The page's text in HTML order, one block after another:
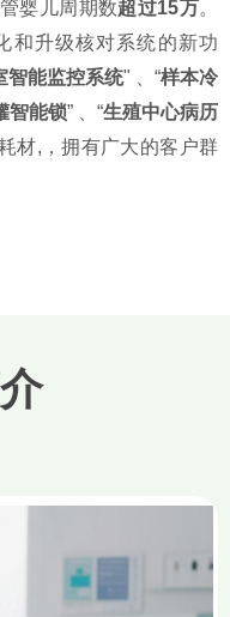
婴儿周期数超过15万。
和升级核对系统的新功
智能监控系统" 、“样本冷
智能锁” 、“生殖中心病历
材,，拥有广大的客户群